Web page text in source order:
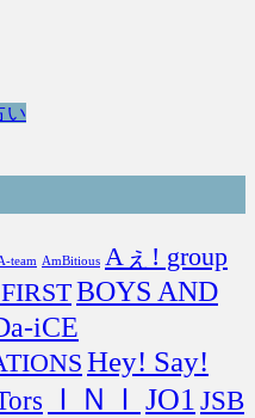
い
team AmBitious Aぇ! group
BOYS AND
iCE
Hey! Say!
ＩＮＩ JO1 JSB